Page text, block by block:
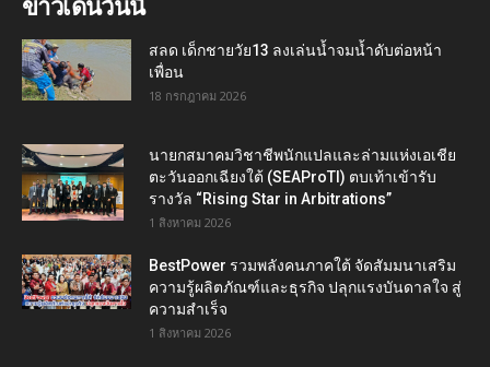
ข่าวเด่นวันนี้
สลด เด็กชายวัย13 ลงเล่นน้ำจมน้ำดับต่อหน้า
เพื่อน
18 กรกฎาคม 2026
นายกสมาคมวิชาชีพนักแปลและล่ามแห่งเอเชีย
ตะวันออกเฉียงใต้ (SEAProTI) ตบเท้าเข้ารับ
รางวัล “Rising Star in Arbitrations”
1 สิงหาคม 2026
BestPower รวมพลังคนภาคใต้ จัดสัมมนาเสริม
ความรู้ผลิตภัณฑ์และธุรกิจ ปลุกแรงบันดาลใจ สู่
ความสำเร็จ
1 สิงหาคม 2026